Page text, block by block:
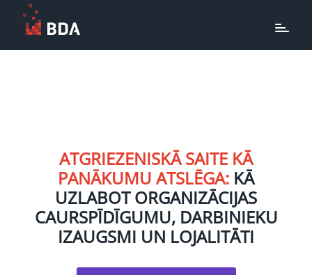
ATGRIEZENISKĀ SAITE KĀ
PANĀKUMU ATSLĒGA: KĀ
UZLABOT ORGANIZĀCIJAS
CAURSPĪDĪGUMU, DARBINIEKU
IZAUGSMI UN LOJALITĀTI